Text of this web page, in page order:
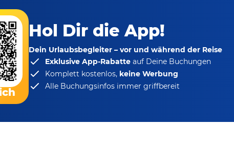
Hol Dir die App!
Dein Urlaubsbegleiter – vor und während der Reise
Exklusive App-Rabatte auf Deine Buchungen
Komplett kostenlos, keine Werbung
Alle Buchungsinfos immer griffbereit